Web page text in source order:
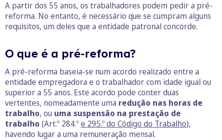
A partir dos 55 anos, os trabalhadores podem pedir a pré-
reforma. No entanto, é necessário que se cumpram alguns
requisitos, um deles que a entidade patronal concorde.
O que é a pré-reforma?
A pré-reforma baseia-se num acordo realizado entre a
entidade empregadora e o trabalhador com idade igual ou
superior a 55 anos. Este acordo pode conter duas
vertentes, nomeadamente uma redução nas horas de
trabalho, ou uma suspensão na prestação de
trabalho (Art.º 284.ºe 295.º do Código do Trabalho),
havendo lugar a uma remuneração mensal.